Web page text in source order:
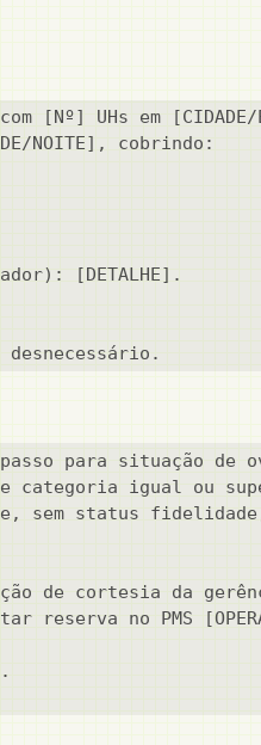
[Nº] UHs em [CIDADE/
NOITE], cobrindo:
[DETALHE].
para situação de
categoria igual ou
sem status
de cortesia da
no PMS [OPERA/